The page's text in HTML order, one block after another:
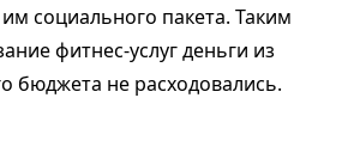
социального пакета. Таким
фитнес-услуг деньги из
бюджета не расходовались.